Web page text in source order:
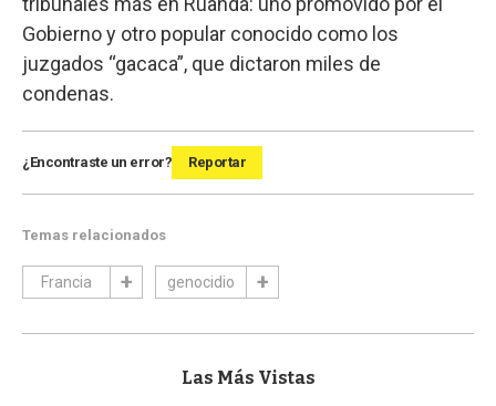
Gobierno y otro popular conocido como los
juzgados “gacaca”, que dictaron miles de
condenas.
¿Encontraste un error? Reportar
Temas relacionados
Francia genocidio
Las Más Vistas